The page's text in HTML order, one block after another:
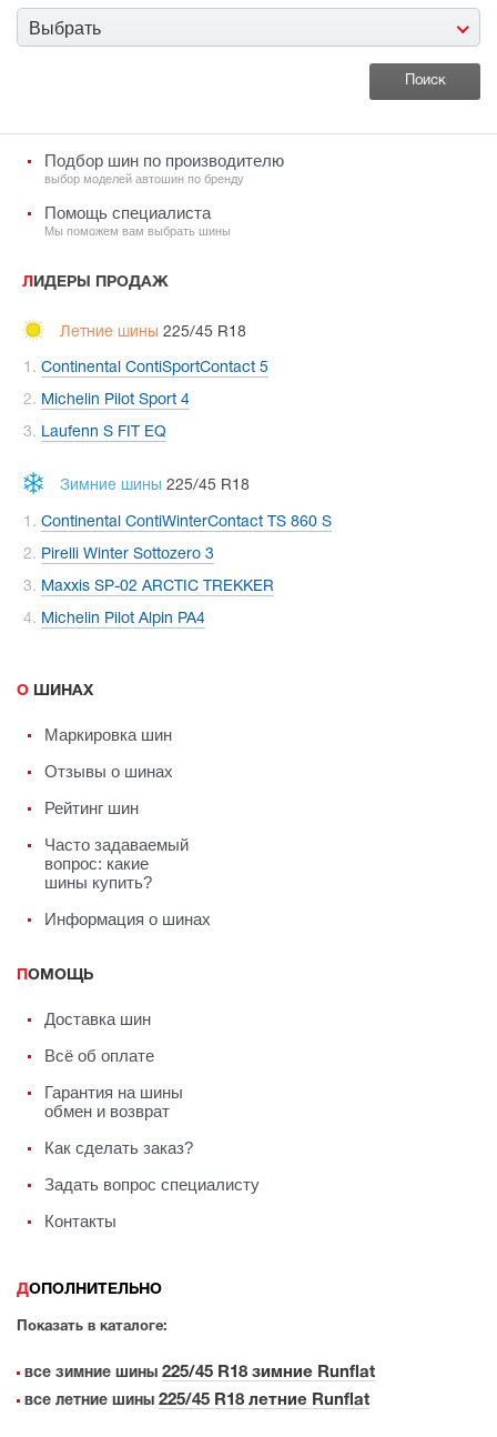
Выбрать
Подбор шин по производителю
выбор моделей автошин по бренду
Помощь специалиста
Мы поможем вам выбрать шины
ЛИДЕРЫ ПРОДАЖ
Летние шины 225/45 R18
Continental ContiSportContact 5
Michelin Pilot Sport 4
Laufenn S FIT EQ
Зимние шины 225/45 R18
Continental ContiWinterContact TS 860 S
Pirelli Winter Sottozero 3
Maxxis SP-02 ARCTIC TREKKER
Michelin Pilot Alpin PA4
О ШИНАХ
Маркировка шин
Отзывы о шинах
Рейтинг шин
Часто задаваемый
вопрос: какие
шины купить?
Информация о шинах
ПОМОЩЬ
Доставка шин
Всё об оплате
Гарантия на шины
обмен и возврат
Как сделать заказ?
Задать вопрос специалисту
Контакты
ДОПОЛНИТЕЛЬНО
Показать в каталоге:
все зимние шины 225/45 R18 зимние Runflat
все летние шины 225/45 R18 летние Runflat